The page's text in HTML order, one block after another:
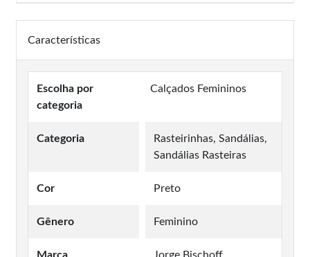
Características
Escolha por
categoria
Calçados Femininos
Categoria
Rasteirinhas, Sandálias,
Sandálias Rasteiras
Cor Preto
Gênero Feminino